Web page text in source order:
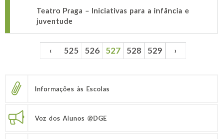
Teatro Praga – Iniciativas para a infância e
juventude
Páginas ‹ 525 526 527 528 529 ›
Informações às Escolas
Voz dos Alunos @DGE